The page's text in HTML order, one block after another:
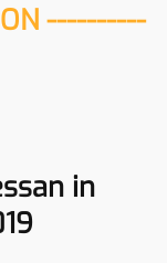
----------
in